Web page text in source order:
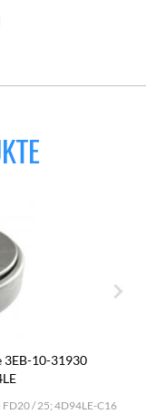
3EB-10-31930
/ 25; 4D94LE-C16